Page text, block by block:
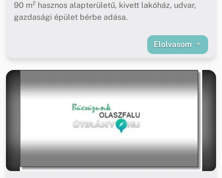
90 m² hasznos alapterületű, kivett lakóház, udvar,
gazdasági épület bérbe adása.
Elolvasom